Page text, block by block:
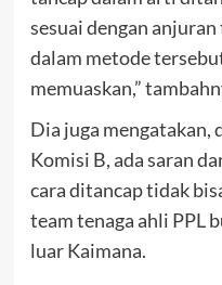
sesuai dengan
dalam metode
memuaskan,”
Dia juga mengatakan,
Komisi B, ada saran
cara ditancap tidak
team tenaga ahli PPL
luar Kaimana.